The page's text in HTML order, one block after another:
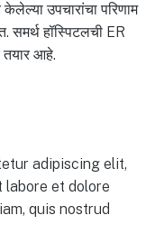
उपचारांचा परिणाम
समर्थ हॉस्पिटलची ER
तयार आहे.
adipiscing elit,
labore et dolore
quis nostrud